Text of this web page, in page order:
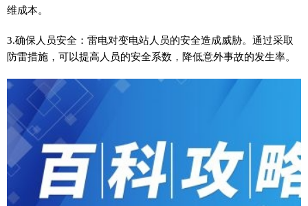
维成本。
3.确保人员安全：雷电对变电站人员的安全造成威胁。通过采取
防雷措施，可以提高人员的安全系数，降低意外事故的发生率。